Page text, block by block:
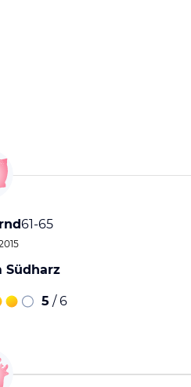
61-65
Südharz
5 / 6